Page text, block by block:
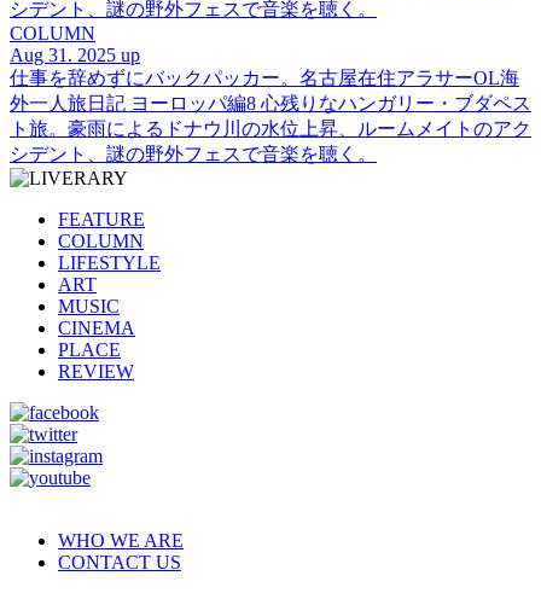
シデント、謎の野外フェスで音楽を聴く。
COLUMN
Aug 31. 2025 up
仕事を辞めずにバックパッカー。名古屋在住アラサーOL海
外一人旅日記 ヨーロッパ編8 心残りなハンガリー・ブダペス
ト旅。豪雨によるドナウ川の水位上昇、ルームメイトのアク
シデント、謎の野外フェスで音楽を聴く。
FEATURE
COLUMN
LIFESTYLE
ART
MUSIC
CINEMA
PLACE
REVIEW
WHO WE ARE
CONTACT US